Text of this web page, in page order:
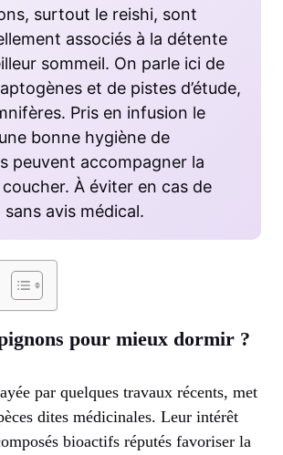
surtout le reishi, sont
associés à la détente
sommeil. On parle ici de
et de pistes d’étude,
Pris en infusion le
bonne hygiène de
peuvent accompagner la
À éviter en cas de
avis médical.
pour mieux dormir ?
par quelques travaux récents, met
dites médicinales. Leur intérêt
bioactifs réputés favoriser la